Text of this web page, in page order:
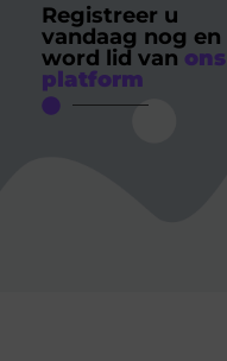
Registreer u
vandaag nog en
word lid van ons
platform